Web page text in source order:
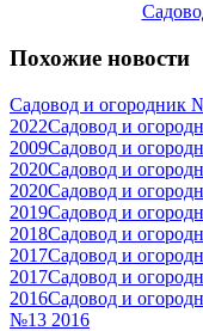
Похожие новости
Садовод и огородник
2022Садовод и
2009Садовод и
2020Садовод и
2020Садовод и
2019Садовод и
2018Садовод и
2017Садовод и
2017Садовод и
2016Садовод и
№13 2016